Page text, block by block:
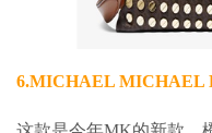
6.MICHAEL MICHAEL